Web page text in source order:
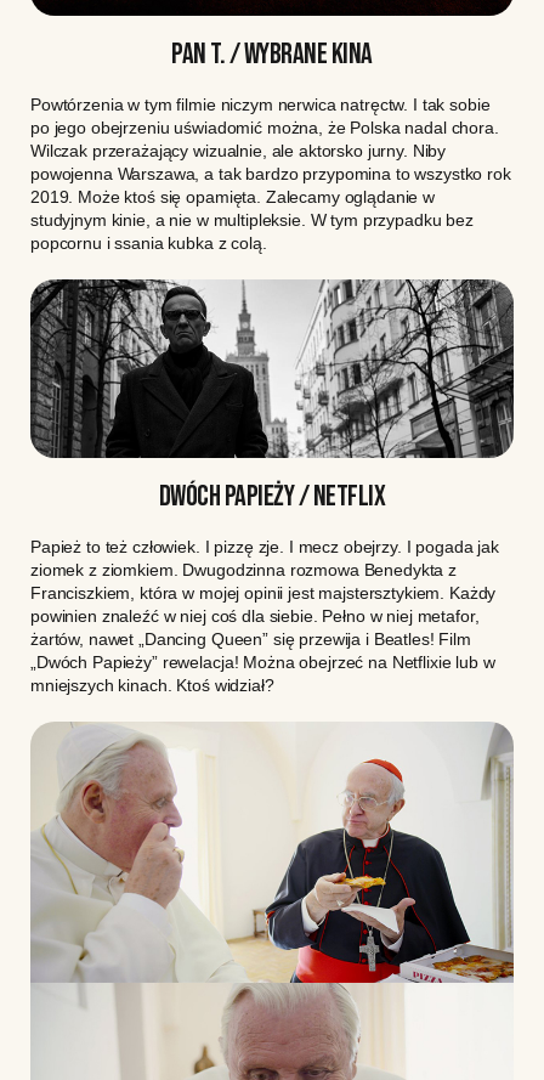
PAN T. / WYBRANE KINA
Powtórzenia w tym filmie niczym nerwica natręctw. I tak sobie
po jego obejrzeniu uświadomić można, że Polska nadal chora.
Wilczak przerażający wizualnie, ale aktorsko jurny. Niby
powojenna Warszawa, a tak bardzo przypomina to wszystko rok
2019. Może ktoś się opamięta. Zalecamy oglądanie w
studyjnym kinie, a nie w multipleksie. W tym przypadku bez
popcornu i ssania kubka z colą.
DWÓCH PAPIEŻY / NETFLIX
Papież to też człowiek. I pizzę zje. I mecz obejrzy. I pogada jak
ziomek z ziomkiem. Dwugodzinna rozmowa Benedykta z
Franciszkiem, która w mojej opinii jest majstersztykiem. Każdy
powinien znaleźć w niej coś dla siebie. Pełno w niej metafor,
żartów, nawet „Dancing Queen” się przewija i Beatles! Film
„Dwóch Papieży” rewelacja! Można obejrzeć na Netflixie lub w
mniejszych kinach. Ktoś widział?